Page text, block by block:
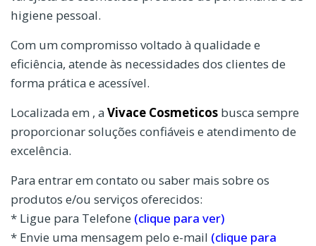
higiene pessoal.
Com um compromisso voltado à qualidade e
eficiência, atende às necessidades dos clientes de
forma prática e acessível.
Localizada em , a Vivace Cosmeticos busca sempre
proporcionar soluções confiáveis e atendimento de
excelência.
Para entrar em contato ou saber mais sobre os
produtos e/ou serviços oferecidos:
* Ligue para Telefone (clique para ver)
* Envie uma mensagem pelo e-mail (clique para